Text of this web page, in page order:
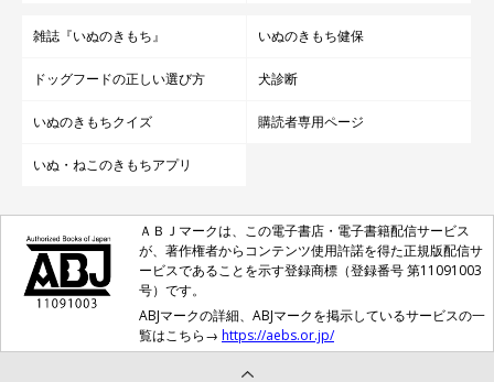
雑誌『いぬのきもち』 いぬのきもち健保
ドッグフードの正しい選び方 犬診断
いぬのきもちクイズ 購読者専用ページ
いぬ・ねこのきもちアプリ
ＡＢＪマークは、この電子書店・電子書籍配信サービス
が、著作権者からコンテンツ使用許諾を得た正規版配信サ
ービスであることを示す登録商標（登録番号 第11091003
号）です。
ABJマークの詳細、ABJマークを掲示しているサービスの一
覧はこちら→ https://aebs.or.jp/